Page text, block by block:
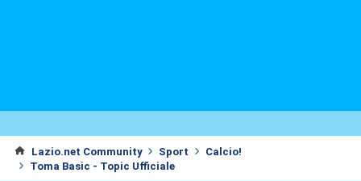
Lazio.net Community Sport
Calcio!
Toma Basic - Topic Ufficiale